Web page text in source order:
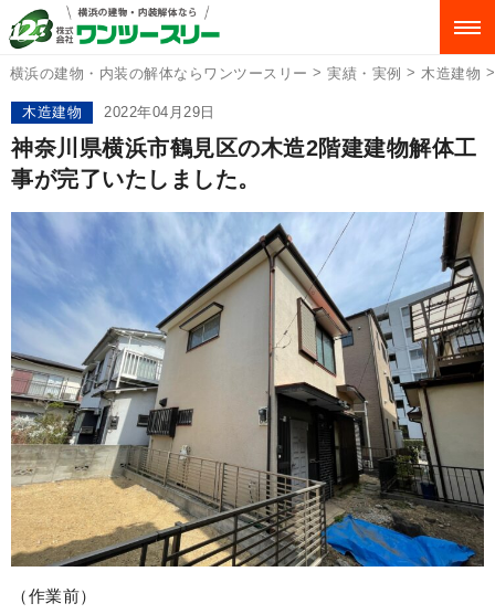
横浜の建物・内装の解体ならワンツースリー >実績・実例 > 木造建物
木造建物 2022年04月29日
神奈川県横浜市鶴見区の木造2階建建物解体工
事が完了いたしました。
（作業前）